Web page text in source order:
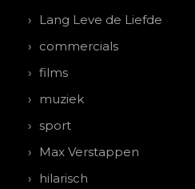
Lang Leve de Liefde
commercials
films
muziek
sport
Max Verstappen
hilarisch